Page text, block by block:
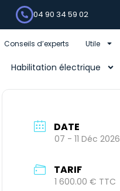
04 90 34 59 02
Conseils d’experts Utile
Habilitation électrique
DATE
07 - 11 Déc 2026
TARIF
1 600.00 € TTC